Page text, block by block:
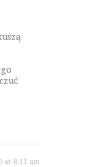
at 8:11 am